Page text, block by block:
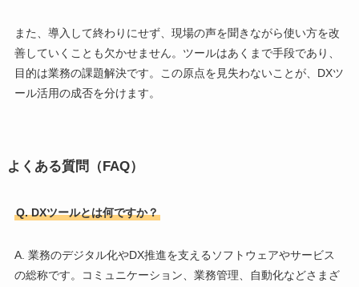
また、導入して終わりにせず、現場の声を聞きながら使い方を改
善していくことも欠かせません。ツールはあくまで手段であり、
目的は業務の課題解決です。この原点を見失わないことが、DXツ
ール活用の成否を分けます。
よくある質問（FAQ）
Q. DXツールとは何ですか？
A. 業務のデジタル化やDX推進を支えるソフトウェアやサービス
の総称です。コミュニケーション、業務管理、自動化などさまざ